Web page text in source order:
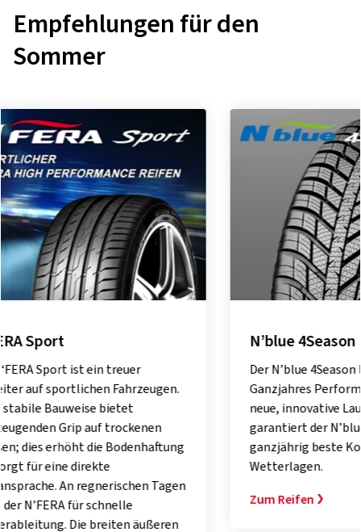
Empfehlungen für den
Sommer
N’blue 4Season
Der N’blue 4Season liefert eine top
Ganzjahres Performance: Durch die
neue, innovative Laufflächenmischung
garantiert der N’blue 4Season
ganzjährig beste Kontrolle bei allen
Wetterlagen.
Zum Reifen
Der
kürzere
die